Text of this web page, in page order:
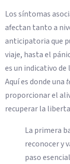
Los síntomas
afectan tanto a
anticipatoria que
viaje, hasta el
es un indicativo
Aquí es donde una
proporcionar el
recuperar la
La primera
reconocer y
paso